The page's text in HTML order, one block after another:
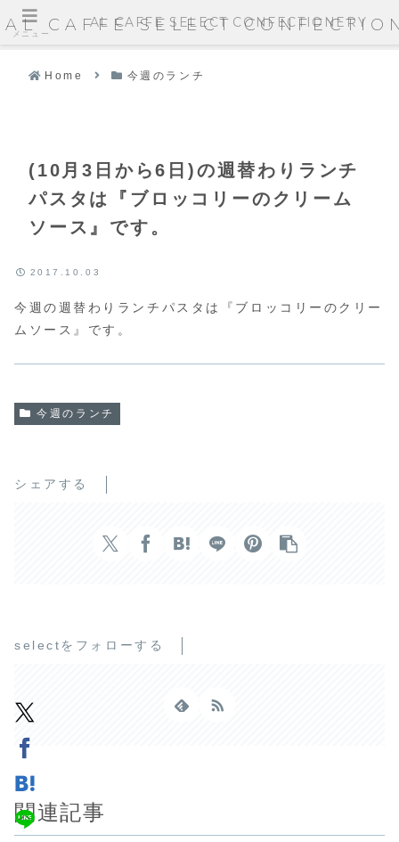
AL CAFFE SELECT
Home 今週のランチ
(10月3日から6日)の週替わりランチ
パスタは『ブロッコリーのクリーム
ソース』です。
2017.10.03
今週の週替わりランチパスタは『ブロッコリーのクリー
ムソース』です。
今週のランチ
シェアする
selectをフォローする
関連記事
メニュー
AL CAFFE SELECT CONFECTIONERY